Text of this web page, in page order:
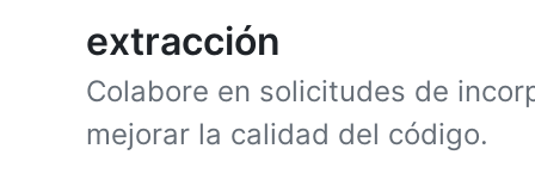
extracción
Colabore en solicitudes de
mejorar la calidad del código.